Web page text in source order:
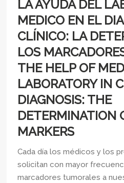
LA AYUDA DEL
MEDICO EN EL
CLÍNICO: LA
LOS
THE HELP OF
LABORATORY IN
DIAGNOSIS: THE
DETERMINATION
MARKERS
Cada día los médicos y los
solicitan con mayor
marcadores tumorales a